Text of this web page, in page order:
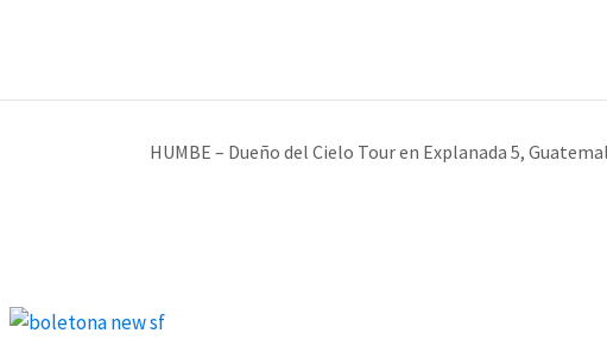
HUMBE – Dueño del Cielo Tour en Explanada 5,